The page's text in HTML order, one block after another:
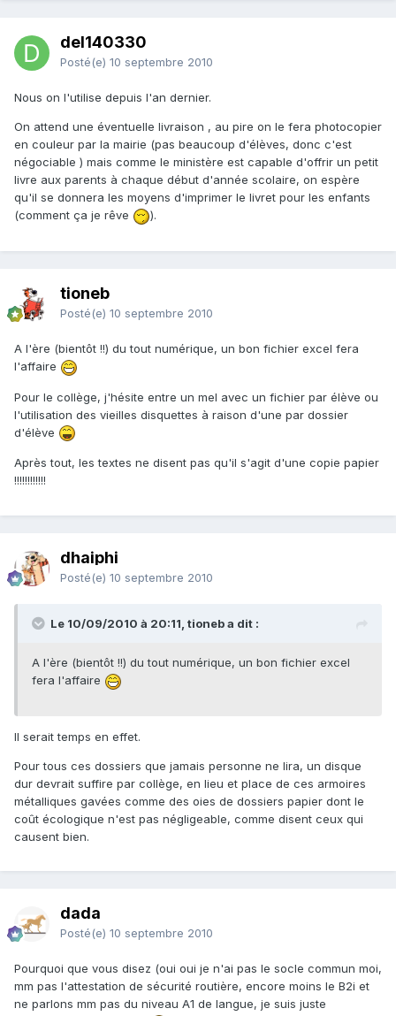
del140330
Posté(e) 10 septembre 2010
Nous on l'utilise depuis l'an dernier.
On attend une éventuelle livraison , au pire on le fera photocopier
en couleur par la mairie (pas beaucoup d'élèves, donc c'est
négociable ) mais comme le ministère est capable d'offrir un petit
livre aux parents à chaque début d'année scolaire, on espère
qu'il se donnera les moyens d'imprimer le livret pour les enfants
(comment ça je rêve
).
tioneb
Posté(e) 10 septembre 2010
A l'ère (bientôt !!) du tout numérique, un bon fichier excel fera
l'affaire
Pour le collège, j'hésite entre un mel avec un fichier par élève ou
l'utilisation des vieilles disquettes à raison d'une par dossier
d'élève
Après tout, les textes ne disent pas qu'il s'agit d'une copie papier
!!!!!!!!!!!!
dhaiphi
Posté(e) 10 septembre 2010
Le 10/09/2010 à 20:11, tioneb a dit :
A l'ère (bientôt !!) du tout numérique, un bon fichier excel
fera l'affaire
Il serait temps en effet.
Pour tous ces dossiers que jamais personne ne lira, un disque
dur devrait suffire par collège, en lieu et place de ces armoires
métalliques gavées comme des oies de dossiers papier dont le
coût écologique n'est pas négligeable, comme disent ceux qui
causent bien.
dada
Posté(e) 10 septembre 2010
Pourquoi que vous disez (oui oui je n'ai pas le socle commun moi,
mm pas l'attestation de sécurité routière, encore moins le B2i et
ne parlons mm pas du niveau A1 de langue, je suis juste